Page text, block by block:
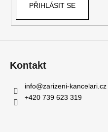
PŘIHLÁSIT SE
Kontakt
info@zarizeni-kancelari.cz
+420 739 623 319